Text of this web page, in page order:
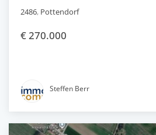
2486, Pottendorf
€ 270.000
Steffen Berr